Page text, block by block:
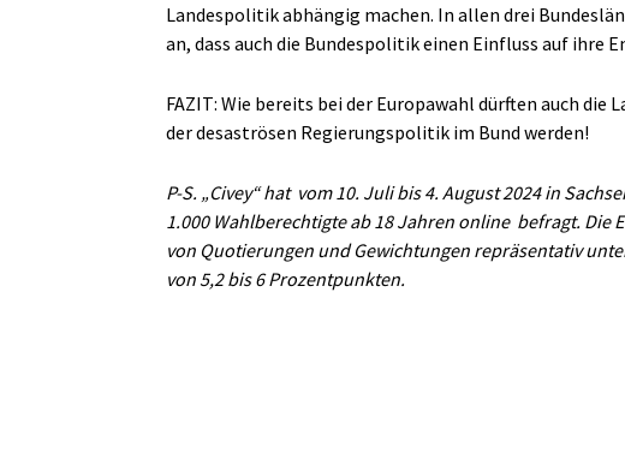
Landespolitik abhängig machen. In allen drei
an, dass auch die Bundespolitik einen Einfluss auf ihre
FAZIT: Wie bereits bei der Europawahl dürften auch
der desaströsen Regierungspolitik im Bund werden!
P-S. „Civey“ hat vom 10. Juli bis 4. August 2024 in
1.000 Wahlberechtigte ab 18 Jahren online befragt. Die
von Quotierungen und Gewichtungen repräsentativ
von 5,2 bis 6 Prozentpunkten.